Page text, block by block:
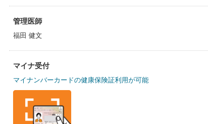
管理医師
福田 健文
マイナ受付
マイナンバーカードの健康保険証利用が可能